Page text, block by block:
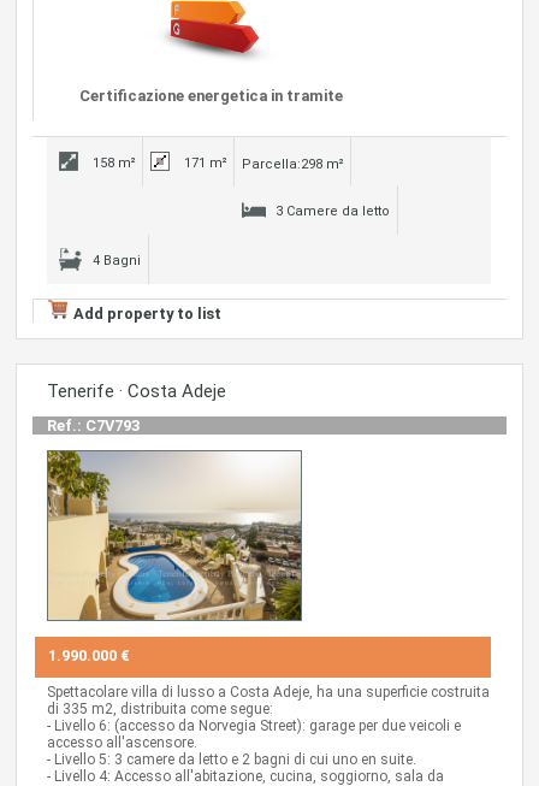
Certificazione energetica in tramite
158 m² 171 m² Parcella:298 m²
3 Camere da letto
4 Bagni
Add property to list
Tenerife · Costa Adeje
Ref.: C7V793
1.990.000 €
Spettacolare villa di lusso a Costa Adeje, ha una superficie costruita
di 335 m2, distribuita come segue:
- Livello 6: (accesso da Norvegia Street): garage per due veicoli e
accesso all'ascensore.
- Livello 5: 3 camere da letto e 2 bagni di cui uno en suite.
- Livello 4: Accesso all'abitazione, cucina, soggiorno, sala da